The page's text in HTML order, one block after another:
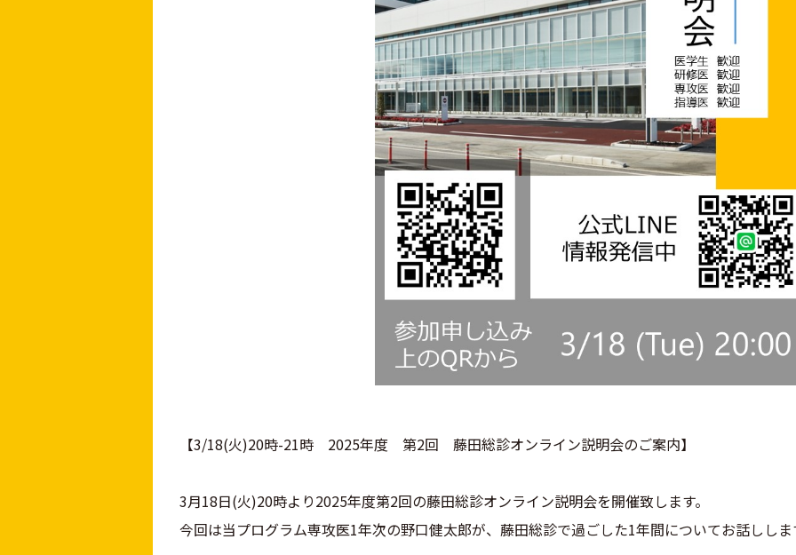
【3/18(火)20時-21時 2025年度 第2回 藤田総診オンライン説明会のご案内】
3月18日(火)20時より2025年度第2回の藤田総診オンライン説明会を開催致します。
今回は当プログラム専攻医1年次の野口健太郎が、藤田総診で過ごした1年間についてお話ししま